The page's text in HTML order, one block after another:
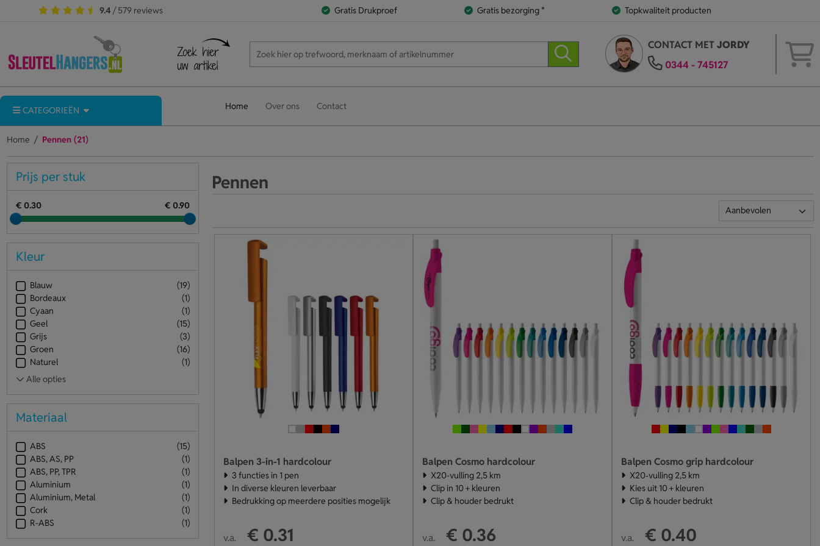
9.4 / 579 reviews Gratis Drukproef Gratis bezorging * Topkwaliteit producten
CONTACT METJORDY
0344 - 745127
CATEGORIEËN Home Over ons Contact
Home Pennen (21)
Pennen
Balpen 3-in-1 hardcolour
3 functies in 1 pen
In diverse kleuren leverbaar
Bedrukking op meerdere posities mogelijk
v.a. € 0.31
Balpen Cosmo hardcolour
X20-vulling 2,5 km
Clip in 10 + kleuren
Clip & houder bedrukt
v.a. € 0.36
Balpen Cosmo grip hardcolour
X20‑vulling 2,5 km
Kies uit 10 + kleuren
Clip & houder bedrukt
v.a. € 0.40
Prijs per stuk
€ 0.30 € 0.90
Kleur
Blauw
(19)
Bordeaux
(1)
Cyaan
(1)
Geel
(15)
Grijs
(3)
Groen
(16)
Naturel
(1)
Materiaal
ABS
(15)
ABS, AS, PP
(1)
ABS, PP, TPR
(1)
Aluminium
(1)
Aluminium, Metal
(1)
Cork
(1)
R-ABS
(1)